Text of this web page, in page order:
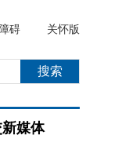
碍 关怀版
媒体